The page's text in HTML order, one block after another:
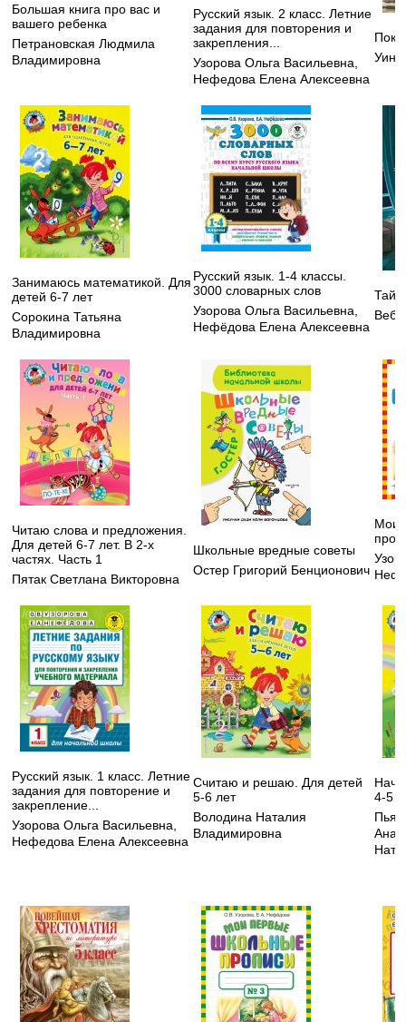
Большая книга про вас и
вашего ребенка
Петрановская Людмила
Владимировна
Русский язык. 2 класс. Летние
задания для повторения и
закрепления...
Узорова Ольга Васильевна
Нефедова Елена Алексеевна
Занимаюсь математикой. Для
детей 6-7 лет
Сорокина Татьяна
Владимировна
Русский язык. 1-4 классы.
3000 словарных слов
Узорова Ольга Васильевна
Нефёдова Елена Алексеевна
Читаю слова и предложения.
Для детей 6-7 лет. В 2-х
частях. Часть 1
Пятак Светлана Викторовна
Школьные вредные советы
Остер Григорий Бенционович
Мои
Русский язык. 1 класс. Летние
задания для повторение и
закрепление...
Узорова Ольга Васильевна
Нефедова Елена Алексеевна
Считаю и решаю. Для детей
5-6 лет
Володина Наталия
Владимировна
4-5